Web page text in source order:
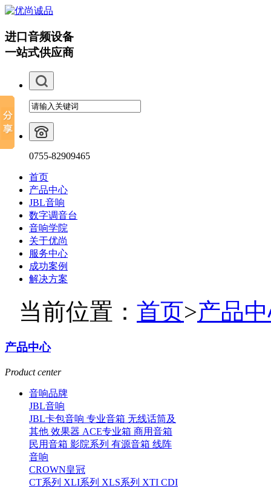
进口音频设备
一站式供应商
0755-82909465
首页
产品中心
JBL音响
数字调音台
音响学院
关于优尚
服务中心
成功案例
解决方案
当前位置： 首页>产品
产品中心
Product center
音响品牌
JBL音响
JBL卡包音响 专业音箱 无线话筒及
其他 效果器 ACE专业箱 商用音箱
民用音箱 影院系列 有源音箱 线阵
音响
CROWN皇冠
CT系列 XLI系列 XLS系列 XTI CDI